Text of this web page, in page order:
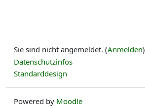
Sie sind nicht angemeldet. (Anmelden)
Datenschutzinfos
Standarddesign
Powered by Moodle